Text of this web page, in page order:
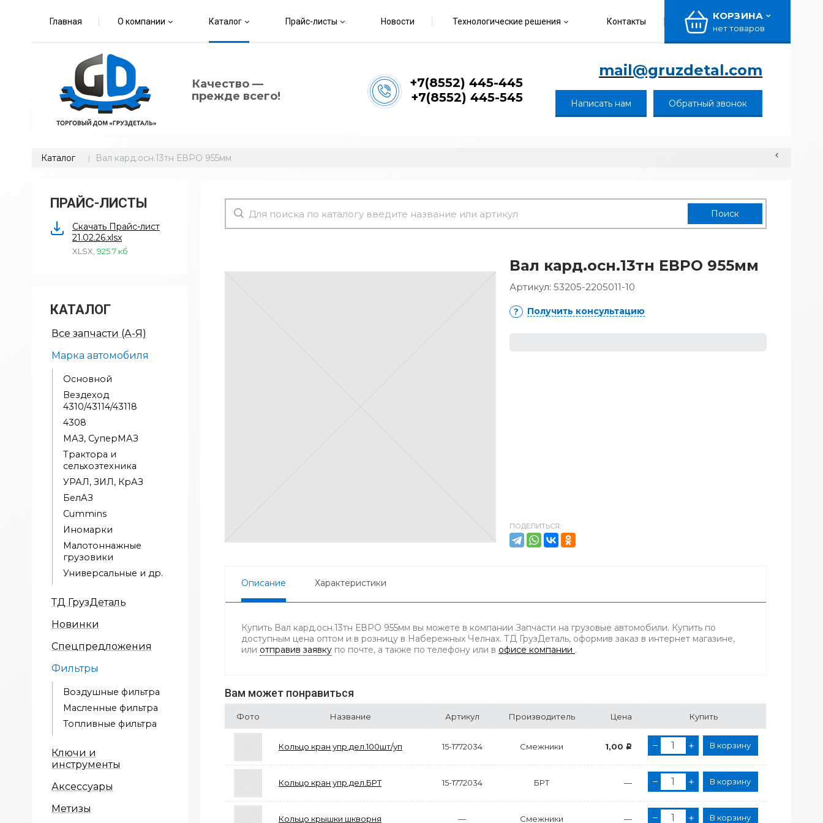
Главная О компании Каталог Прайс-листы Новости Технологические решения Контакты КОРЗИНА
нет товаров
Качество —
прежде всего!
+7(8552) 445-445
+7(8552) 445-545
mail@gruzdetal.com
Написать нам Обратный звонок
Каталог Вал кард.осн.13тн ЕВРО 955мм
ПРАЙС-ЛИСТЫ
Скачать Прайс-лист
21.02.26.xlsx
XLSX 925.7 кб
КАТАЛОГ
Все запчасти (А-Я)
Марка автомобиля
Основной
Вездеход
4310/43114/43118
4308
МАЗ, СуперМАЗ
Трактора и
сельхозтехника
УРАЛ, ЗИЛ, КрАЗ
БелАЗ
Cummins
Иномарки
Малотоннажные
грузовики
Универсальные и др.
ТД ГрузДеталь
Новинки
Спецпредложения
Фильтры
Воздушные фильтра
Масленные фильтра
Топливные фильтра
Ключи и
инструменты
Аксессуары
Метизы
Вал кард.осн.13тн ЕВРО 955мм
Артикул: 53205-2205011-10
Получить консультацию
ПОДЕЛИТЬСЯ:
Описание Характеристики
Купить Вал кард.осн.13тн ЕВРО 955мм вы можете в компании Запчасти на грузовые автомобили. Купить по
доступным цена оптом и в розницу в Набережных Челнах. ТД ГрузДеталь, оформив заказ в интернет магазине,
или отправив заявку по почте, а также по телефону или в офисе компании .
Вам может понравиться
Фото Название Артикул Производитель Цена Купить
Кольцо кран упр.дел.100шт/уп 15-1772034 Смежники 1,00 Р В корзину
Кольцо кран упр.дел.БРТ 15-1772034 БРТ — В корзину
Кольцо крышки шкворня — Смежники — В корзину